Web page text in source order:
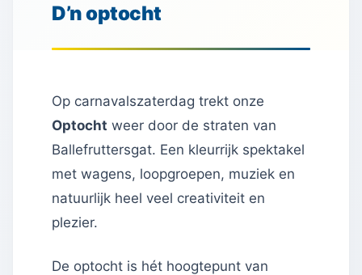
D’n optocht
Op carnavalszaterdag trekt onze
Optocht weer door de straten van
Ballefruttersgat. Een kleurrijk spektakel
met wagens, loopgroepen, muziek en
natuurlijk heel veel creativiteit en
plezier.
De optocht is hét hoogtepunt van